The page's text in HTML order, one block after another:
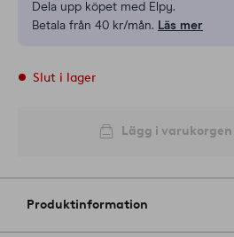
Dela upp köpet med Elpy.
Betala från 40 kr/mån. Läs mer
Slut i lager
Lägg i varukorgen
Produktinformation